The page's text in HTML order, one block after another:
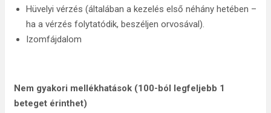
Hüvelyi vérzés (általában a kezelés első néhány hetében –
ha a vérzés folytatódik, beszéljen orvosával).
Izomfájdalom
Nem gyakori mellékhatások (100-ból legfeljebb 1
beteget érinthet)